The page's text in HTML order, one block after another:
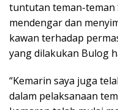
tuntutan teman-teman
mendengar dan
kawan terhadap
yang dilakukan Bulog
“Kemarin saya juga
dalam pelaksanaan